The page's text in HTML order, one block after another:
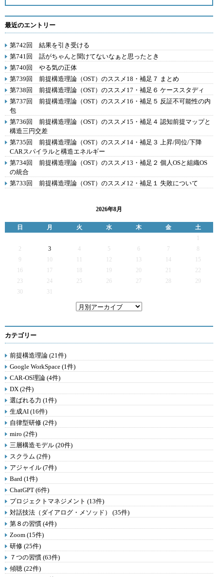
最近のエントリー
第742回 結果を引き受ける
第741回 話がちゃんと聞けてないなぁと思ったとき
第740回 やる気の正体
第739回 前提構造理論（OST）のススメ18・補足７ まとめ
第738回 前提構造理論（OST）のススメ17・補足６ ケーススタディ
第737回 前提構造理論（OST）のススメ16・補足５ 反証不可能性の内
包
第736回 前提構造理論（OST）のススメ15・補足４ 認知前提マップと
構造三円交差
第735回 前提構造理論（OST）のススメ14・補足３ 上昇/同位/下降
CARスパイラルと構造エネルギー
第734回 前提構造理論（OST）のススメ13・補足２ 個人OSと組織OS
の統合
第733回 前提構造理論（OST）のススメ12・補足１ 失敗について
2026年8月
日 月 火 水 木 金
土
2
3 4 5 6 7
9
12 13 14
15
16
17 19 20 21
22
23
24 25 26 27 28
29
30
31
カテゴリー
前提構造理論 (21件)
Google WorkSpace (1件)
CAR-OS理論 (4件)
DX (2件)
選ばれる力 (1件)
生成AI (16件)
自律型研修 (2件)
miro (2件)
三層構造モデル (20件)
スクラム (2件)
アジャイル (7件)
Bard (1件)
ChatGPT (6件)
プロジェクトマネジメント (13件)
対話技法（ダイアログ・メソッド） (35件)
第８の習慣 (4件)
Zoom (15件)
研修 (25件)
７つの習慣 (63件)
傾聴 (22件)